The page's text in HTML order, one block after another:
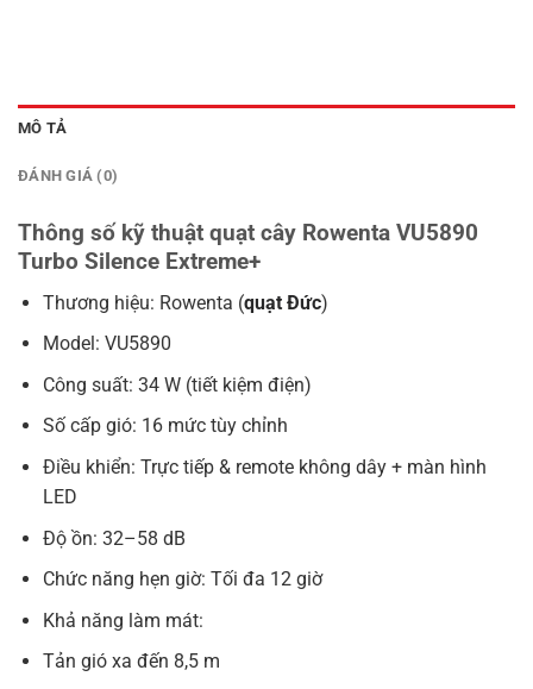
MÔ TẢ
ĐÁNH GIÁ (0)
Thông số kỹ thuật quạt cây Rowenta VU5890
Turbo Silence Extreme+
Thương hiệu: Rowenta (quạt Đức)
Model: VU5890
Công suất: 34 W (tiết kiệm điện)
Số cấp gió: 16 mức tùy chỉnh
Điều khiển: Trực tiếp & remote không dây + màn hình
LED
Độ ồn: 32–58 dB
Chức năng hẹn giờ: Tối đa 12 giờ
Khả năng làm mát:
Tản gió xa đến 8,5 m